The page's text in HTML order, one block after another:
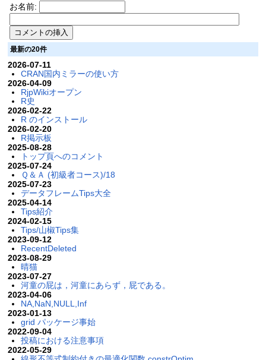
お名前:
最新の20件
2026-07-11
CRAN国内ミラーの使い方
2026-04-09
RjpWikiオープン
R史
2026-02-22
R のインストール
2026-02-20
R掲示板
2025-08-28
トップ頁へのコメント
2025-07-24
Ｑ＆Ａ (初級者コース)/18
2025-07-23
データフレームTips大全
2025-04-14
Tips紹介
2024-02-15
Tips/山椒Tips集
2023-09-12
RecentDeleted
2023-08-29
晴猫
2023-07-27
河童の屁は，河童にあらず，屁である。
2023-04-06
NA,NaN,NULL,Inf
2023-01-13
grid パッケージ事始
2022-09-04
投稿における注意事項
2022-05-29